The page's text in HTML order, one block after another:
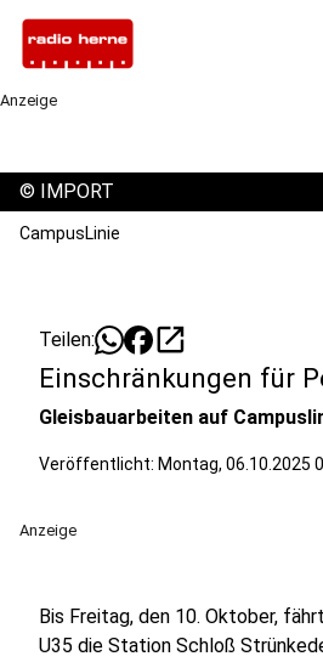
Anzeige
© IMPORT
CampusLinie
Teilen: open_in_new
Einschränkungen für
Gleisbauarbeiten auf
Veröffentlicht: Montag, 06.10.2025
Anzeige
Bis Freitag, den 10. Oktober,
U35 die Station Schloß